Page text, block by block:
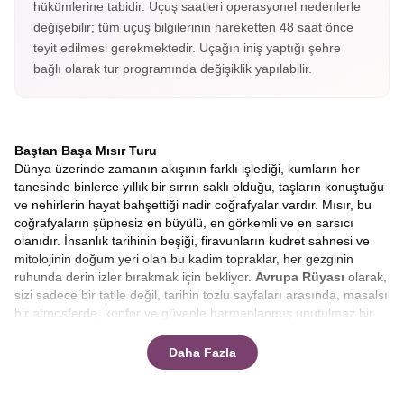
hükümlerine tabidir. Uçuş saatleri operasyonel nedenlerle
değişebilir; tüm uçuş bilgilerinin hareketten 48 saat önce
teyit edilmesi gerekmektedir. Uçağın iniş yaptığı şehre
bağlı olarak tur programında değişiklik yapılabilir.
Baştan Başa Mısır Turu
Dünya üzerinde zamanın akışının farklı işlediği, kumların her
tanesinde binlerce yıllık bir sırrın saklı olduğu, taşların konuştuğu
ve nehirlerin hayat bahşettiği nadir coğrafyalar vardır. Mısır, bu
coğrafyaların şüphesiz en büyülü, en görkemli ve en sarsıcı
olanıdır. İnsanlık tarihinin beşiği, firavunların kudret sahnesi ve
mitolojinin doğum yeri olan bu kadim topraklar, her gezginin
ruhunda derin izler bırakmak için bekliyor. Avrupa Rüyası olarak,
sizi sadece bir tatile değil, tarihin tozlu sayfaları arasında, masalsı
bir atmosferde, konfor ve güvenle harmanlanmış unutulmaz bir
rotamızla, bu eşsiz serüvende yerinizi almaya hazır mısınız?
Bu yolculuk, sadece coğrafi bir yer değiştirme değil, aynı
Daha Fazla